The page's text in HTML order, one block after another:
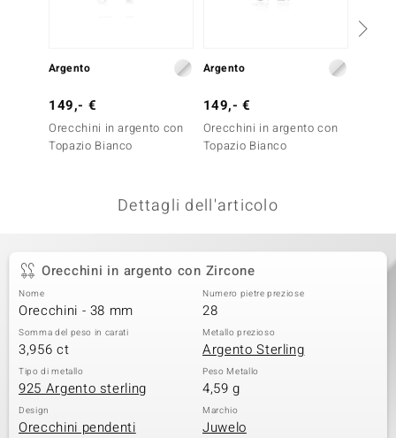
Argento
149,- €
Orecchini in argento con
Topazio Bianco
Argento
149,- €
Orecchini in argento con
Topazio Bianco
Dettagli dell'articolo
Orecchini in argento con Zircone
Nome
Orecchini - 38 mm
Numero pietre preziose
28
Somma del peso in carati
3,956 ct
Metallo prezioso
Argento Sterling
Tipo di metallo
925 Argento sterling
Peso Metallo
4,59 g
Design
Orecchini pendenti
Marchio
Juwelo